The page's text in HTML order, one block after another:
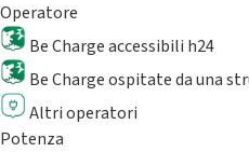
Operatore
Be Charge accessibili h24
Be Charge ospitate da una
Altri operatori
Potenza